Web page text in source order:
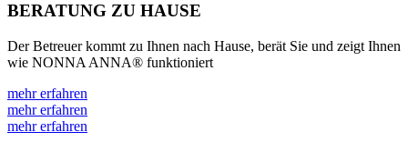
BERATUNG ZU HAUSE
Der Betreuer kommt zu Ihnen nach Hause, berät Sie und zeigt Ihnen
wie NONNA ANNA® funktioniert
mehr erfahren
mehr erfahren
mehr erfahren